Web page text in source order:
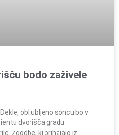
bodo zaživele
obljubljeno soncu bo v
dvorišča gradu
Zgodbe, ki prihajajo iz